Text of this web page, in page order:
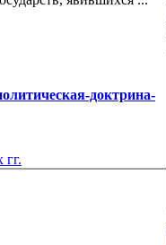
доктрина-
гг.